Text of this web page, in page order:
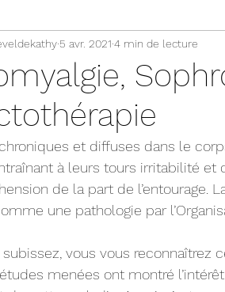
Coaching émotionnel
émotionnelle
5 avr. 2021 4 min de lecture
et diffuses dans le
à leurs tours irritabilité
de la part de l’entourage.
une pathologie par
vous vous reconnaîtrez
menées ont montré